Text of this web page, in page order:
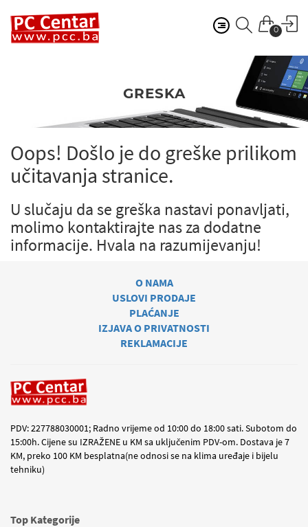
0
GRESKA
Oops! Došlo je do greške prilikom
učitavanja stranice.
U slučaju da se greška nastavi ponavljati,
molimo kontaktirajte nas za dodatne
informacije. Hvala na razumijevanju!
O NAMA
USLOVI PRODAJE
PLAĆANJE
IZJAVA O PRIVATNOSTI
REKLAMACIJE
PDV: 227788030001; Radno vrijeme od 10:00 do 18:00 sati. Subotom do
15:00h. Cijene su IZRAŽENE u KM sa uključenim PDV-om. Dostava je 7
KM, preko 100 KM besplatna(ne odnosi se na klima uređaje i bijelu
tehniku)
Top Kategorije